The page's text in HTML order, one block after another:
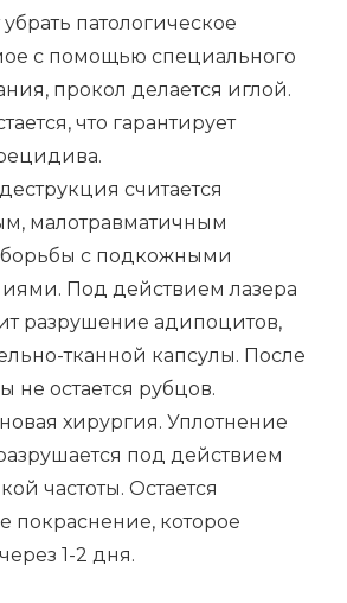
патологическое
с помощью специального
прокол делается иглой.
что гарантирует
считается
малотравматичным
с подкожными
Под действием лазера
разрушение адипоцитов,
тканной капсулы. После
не остается рубцов.
хирургия. Уплотнение
под действием
частоты. Остается
покраснение, которое
1-2 дня.